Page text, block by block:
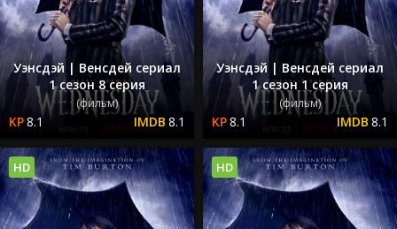
Уэнсдэй | Венсдей сериал
1 сезон 8 серия
(фильм)
8.1 8.1
Уэнсдэй | Венсдей сериал
1 сезон 1 серия
(фильм)
8.1 8.1
HD HD